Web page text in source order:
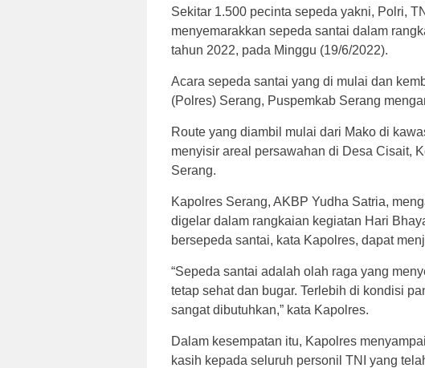
Sekitar 1.500 pecinta sepeda yakni, Polri,
menyemarakkan sepeda santai dalam
tahun 2022, pada Minggu (19/6/2022).
Acara sepeda santai yang di mulai dan
(Polres) Serang, Puspemkab Serang
Route yang diambil mulai dari Mako di
menyisir areal persawahan di Desa Cisait,
Serang.
Kapolres Serang, AKBP Yudha Satria,
digelar dalam rangkaian kegiatan Hari
bersepeda santai, kata Kapolres, dapat
“Sepeda santai adalah olah raga yang
tetap sehat dan bugar. Terlebih di kondisi
sangat dibutuhkan,” kata Kapolres.
Dalam kesempatan itu, Kapolres
kasih kepada seluruh personil TNI yang